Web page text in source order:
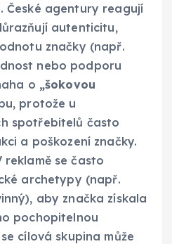
. České agentury reagují
autenticitu,
značky (např.
nebo podporu
o „šokovou
protože u
spotřebitelů často
a poškození značky.
reklamě se často
archetypy (např.
aby značka získala
pochopitelnou
cílová skupina může